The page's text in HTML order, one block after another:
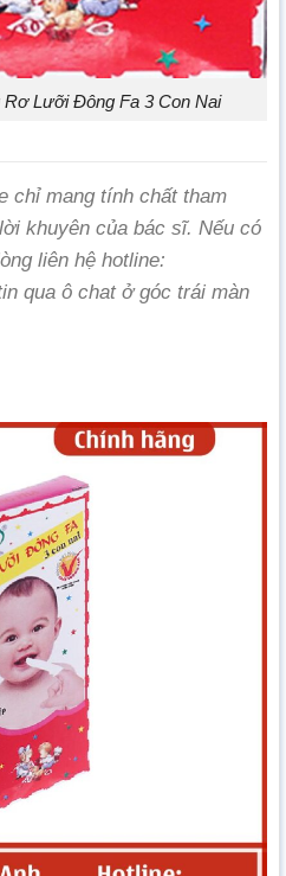
Lưỡi Đông Fa 3 Con Nai
chỉ mang tính chất tham
khuyên của bác sĩ. Nếu có
liên hệ hotline:
qua ô chat ở góc trái màn